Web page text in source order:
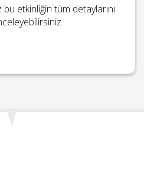
bu etkinliğin tüm detaylarını